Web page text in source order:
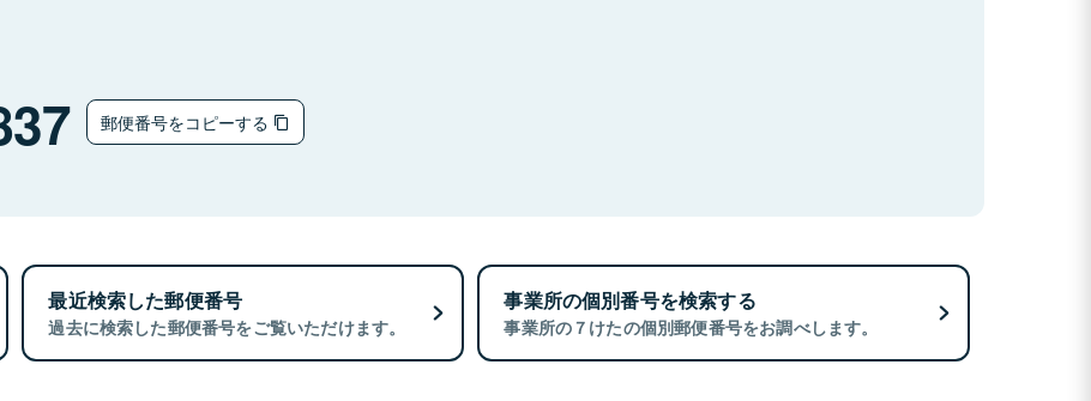
郵便番号をコピーする
最近検索した郵便番号
過去に検索した郵便番号をご覧いただけます。
事業所の個別番号を検索する
事業所の７けたの個別郵便番号をお調べします。